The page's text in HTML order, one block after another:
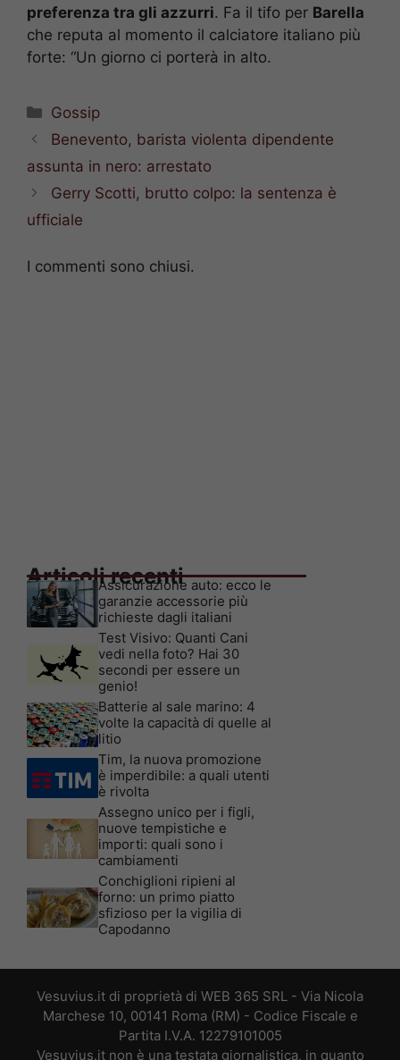
preferenza tra gli azzurri. Fa il tifo per Barella
che reputa al momento il calciatore italiano più
forte: “Un giorno ci porterà in alto.
Categorie
Gossip
Benevento, barista violenta dipendente
assunta in nero: arrestato
Gerry Scotti, brutto colpo: la sentenza è
ufficiale
I commenti sono chiusi.
Articoli recenti
Assicurazione auto: ecco le
garanzie accessorie più
richieste dagli italiani
Test Visivo: Quanti Cani
vedi nella foto? Hai 30
secondi per essere un
genio!
Batterie al sale marino: 4
volte la capacità di quelle al
litio
Tim, la nuova promozione
è imperdibile: a quali utenti
è rivolta
Assegno unico per i figli,
nuove tempistiche e
importi: quali sono i
cambiamenti
Conchiglioni ripieni al
forno: un primo piatto
sfizioso per la vigilia di
Capodanno
Vesuvius.it di proprietà di WEB 365 SRL - Via Nicola
Marchese 10, 00141 Roma (RM) - Codice Fiscale e
Partita I.V.A. 12279101005
Vesuvius.it non è una testata giornalistica, in quanto